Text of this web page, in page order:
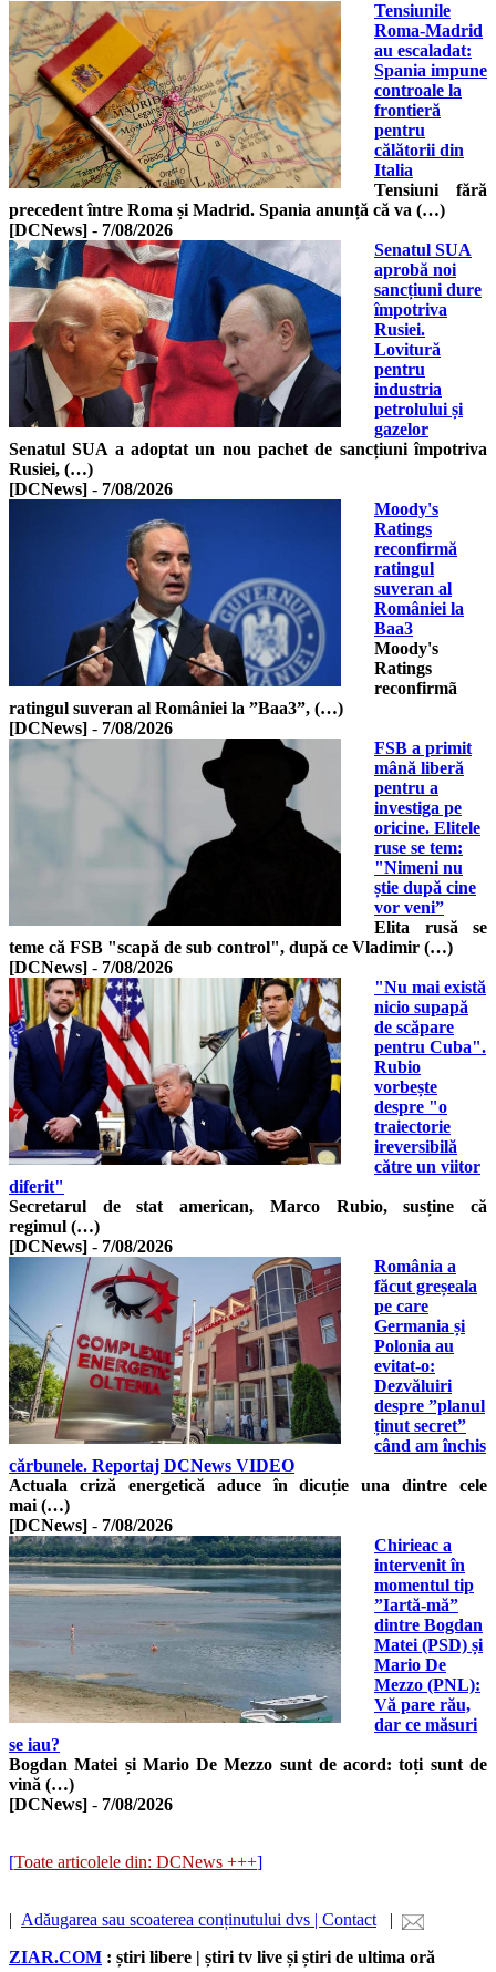
Tensiunile
Roma-Madrid
au escaladat:
Spania impune
controale la
frontieră
pentru
călătorii din
Italia
Tensiuni fără
precedent între Roma și Madrid. Spania anunță că va (…)
[DCNews] - 7/08/2026
Senatul SUA
aprobă noi
sancțiuni dure
împotriva
Rusiei.
Lovitură
pentru
industria
petrolului și
gazelor
Senatul SUA a adoptat un nou pachet de sancțiuni împotriva
Rusiei, (…)
[DCNews] - 7/08/2026
Moody's
Ratings
reconfirmă
ratingul
suveran al
României la
Baa3
Moody's
Ratings
reconfirmã
ratingul suveran al României la ”Baa3”, (…)
[DCNews] - 7/08/2026
FSB a primit
mână liberă
pentru a
investiga pe
oricine. Elitele
ruse se tem:
"Nimeni nu
știe după cine
vor veni”
Elita rusă se
teme că FSB "scapă de sub control", după ce Vladimir (…)
[DCNews] - 7/08/2026
"Nu mai există
nicio supapă
de scăpare
pentru Cuba".
Rubio
vorbește
despre "o
traiectorie
ireversibilă
către un viitor
diferit"
Secretarul de stat american, Marco Rubio, susține că
regimul (…)
[DCNews] - 7/08/2026
România a
făcut greșeala
pe care
Germania și
Polonia au
evitat-o:
Dezvăluiri
despre ”planul
ținut secret”
când am închis
cărbunele. Reportaj DCNews VIDEO
Actuala criză energetică aduce în dicuție una dintre cele
mai (…)
[DCNews] - 7/08/2026
Chirieac a
intervenit în
momentul tip
”Iartă-mă”
dintre Bogdan
Matei (PSD) și
Mario De
Mezzo (PNL):
Vă pare rău,
dar ce măsuri
se iau?
Bogdan Matei și Mario De Mezzo sunt de acord: toți sunt de
vină (…)
[DCNews] - 7/08/2026
[Toate articolele din: DCNews +++]
| Adăugarea sau scoaterea conținutului dvs | Contact |
ZIAR.COM : știri libere | știri tv live și știri de ultima oră